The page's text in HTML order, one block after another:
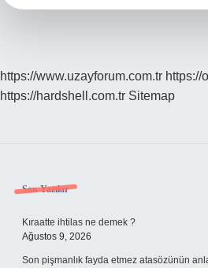
https://www.uzayforum.com.tr https://
https://hardshell.com.tr Sitemap
Sidebar
Son Yazılar
Kıraatte ihtilas ne demek ?
Ağustos 9, 2026
Son pişmanlık fayda etmez atasözünün